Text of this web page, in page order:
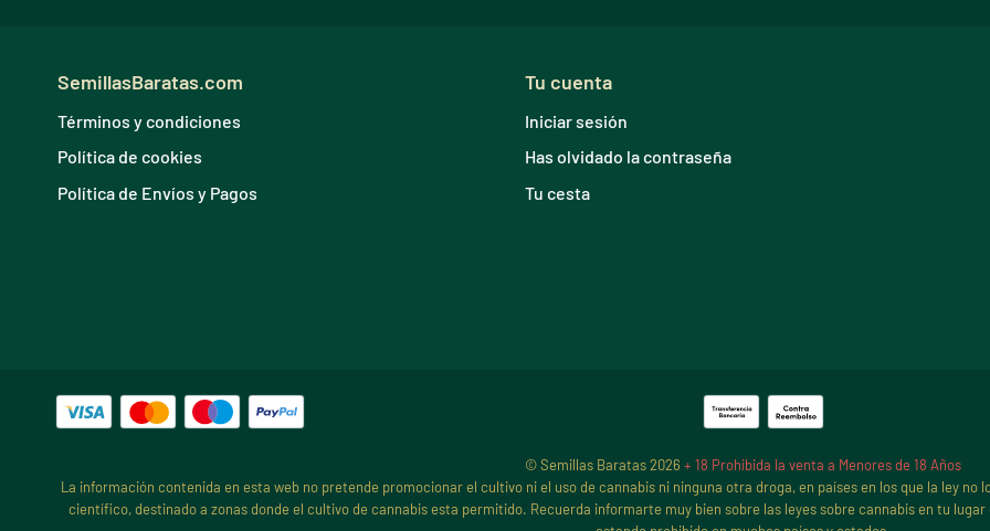
SemillasBaratas.com
Términos y condiciones
Política de cookies
Política de Envíos y Pagos
Tu cuenta
Iniciar sesión
Has olvidado la contraseña
Tu cesta
© Semillas Baratas 2026 + 18 Prohibida la venta a Menores de 18 Años
La información contenida en esta web no pretende promocionar el cultivo ni el uso de cannabis ni ninguna otra droga, en países en los que la ley
científico, destinado a zonas donde el cultivo de cannabis esta permitido. Recuerda informarte muy bien sobre las leyes sobre cannabis en tu